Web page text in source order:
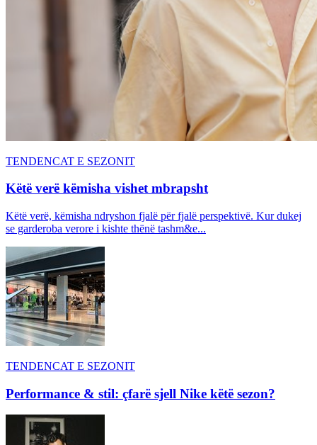
TENDENCAT E SEZONIT
Këtë verë këmisha vishet mbrapsht
Këtë verë, këmisha ndryshon fjalë për fjalë perspektivë. Kur dukej
se garderoba verore i kishte thënë tashm&e...
TENDENCAT E SEZONIT
Performance & stil: çfarë sjell Nike këtë sezon?